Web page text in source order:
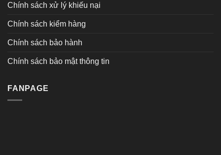
Chính sách xử lý khiếu nại
Chính sách kiểm hàng
Chính sách bảo hành
Chính sách bảo mật thông tin
FANPAGE